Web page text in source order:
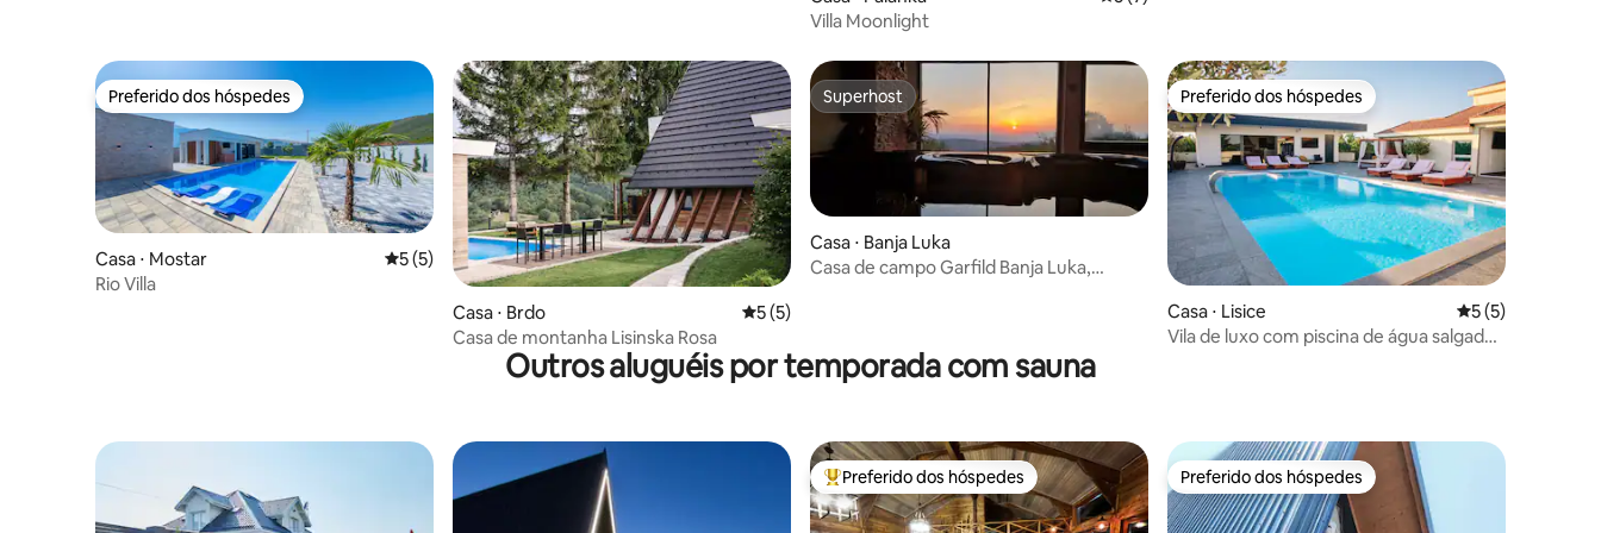
Villa Moonlight
Preferido dos hóspedes
Preferido dos hóspedes
Casa ⋅ Mostar 5 de uma avaliação média de 5, 5 avaliações
5 (5)
Rio Villa
Casa ⋅ Brdo
5 de uma avaliação média de 5, 5 avaliações
5 (5)
Casa de montanha Lisinska Rosa
Superhost
Superhost
Casa ⋅ Banja Luka
Casa de campo Garfild Banja Luka,
Preferido dos hóspedes
Preferido dos hóspedes
Casa ⋅ Lisice 5 de uma
5 (5)
Vila de luxo com piscina de água salgada
Outros aluguéis por temporada com sauna
Entre os melhores preferidos dos hóspedes
Preferido dos hóspedes Preferido dos hóspedes
Preferido dos hóspedes